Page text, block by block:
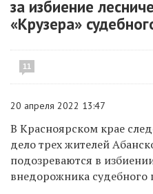
за избиение
«Крузера»
11
20 апреля 2022 13:47
В Красноярском крае
дело трех жителей
подозреваются в
внедорожника судебного